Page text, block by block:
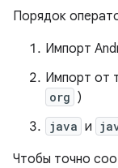
Порядок
Импорт
Импорт от
org )
java и
Чтобы точно